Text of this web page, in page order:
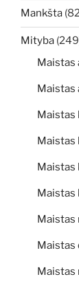
Mankšta
Mityba
Maistas
Maistas
Maistas
Maistas
Maistas
Maistas
Maistas
Maistas
Maistas